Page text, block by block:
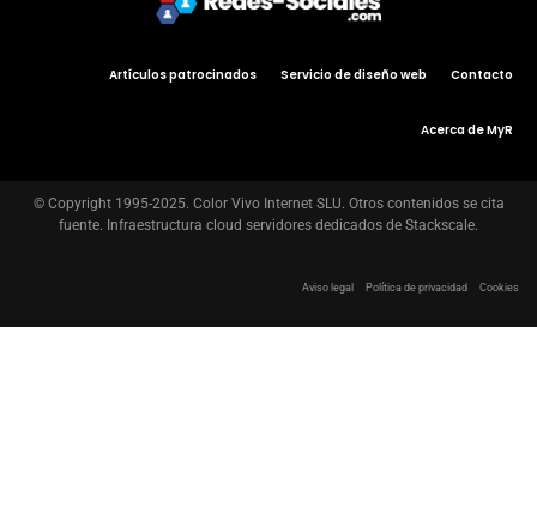
Artículos patrocinados Servicio de diseño web Contacto
Acerca de MyR
© Copyright 1995-2025. Color Vivo Internet SLU. Otros contenidos se cita
fuente. Infraestructura cloud servidores dedicados de Stackscale.
Aviso legal Política de privacidad Cookies